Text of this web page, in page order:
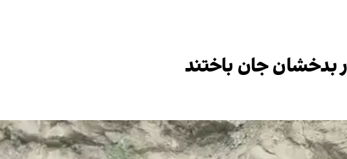
بدخشان جان باختند